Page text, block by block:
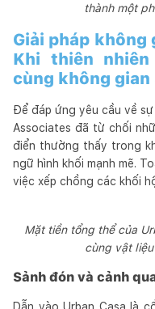
thành một
Giải pháp không
Khi thiên
cùng không gian
Để đáp ứng yêu cầu về
Associates đã từ chối
điển thường thấy trong
ngữ hình khối mạnh mẽ.
việc xếp chồng các khối
Mặt tiền tổng thể của
cùng vật
Sảnh đón và cảnh